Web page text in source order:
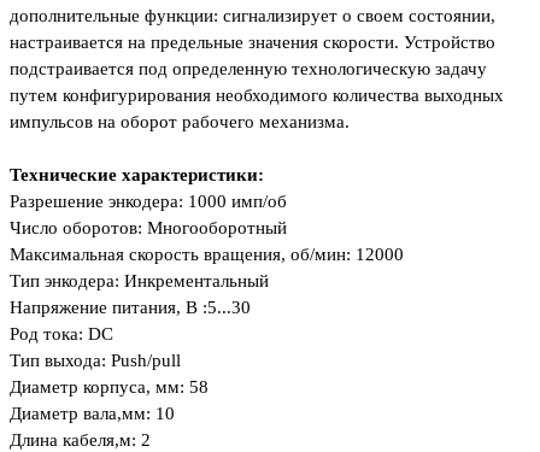
дополнительные функции: сигнализирует о своем состоянии,
настраивается на предельные значения скорости. Устройство
подстраивается под определенную технологическую задачу
путем конфигурирования необходимого количества выходных
импульсов на оборот рабочего механизма.
Технические характеристики:
Разрешение энкодера: 1000 имп/об
Число оборотов: Многооборотный
Максимальная скорость вращения, об/мин: 12000
Тип энкодера: Инкрементальный
Напряжение питания, В :5...30
Род тока: DC
Тип выхода: Push/pull
Диаметр корпуса, мм: 58
Диаметр вала,мм: 10
Длина кабеля,м: 2